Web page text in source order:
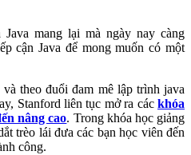
mang lại mà ngày nay càng
cận Java để mong muốn có một
theo đuổi đam mê lập trình java
Stanford liên tục mở ra các khóa
nâng cao. Trong khóa học giảng
trèo lái đưa các bạn học viên đến
công.